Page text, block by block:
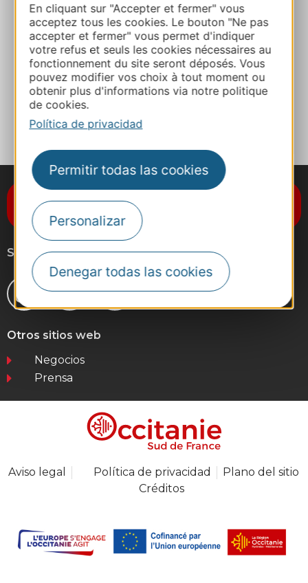
En cliquant sur "Accepter et fermer" vous
acceptez tous les cookies. Le bouton "Ne pas
accepter et fermer" vous permet d'indiquer
votre refus et seuls les cookies nécessaires au
fonctionnement du site seront déposés. Vous
pouvez modifier vos choix à tout moment ou
obtenir plus d'informations via notre politique
de cookies.
Política de privacidad
Permitir todas las cookies
Personalizar
Denegar todas las cookies
E-mail
Sitio web
A MIS FAVORITOS
Destination Occitanie
Síganos
Otros sitios web
Negocios
Prensa
Aviso legal Política de privacidad
Plano del sitio
Créditos